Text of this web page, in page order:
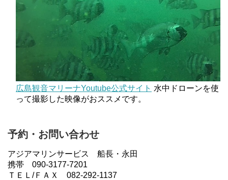
広島観音マリーナYoutube公式サイト 水中ドローンを使
って撮影した映像がおススメです。
予約・お問い合わせ
アジアマリンサービス 船長・永田
携帯 090-3177-7201
ＴＥＬ/ＦＡＸ 082-292-1137